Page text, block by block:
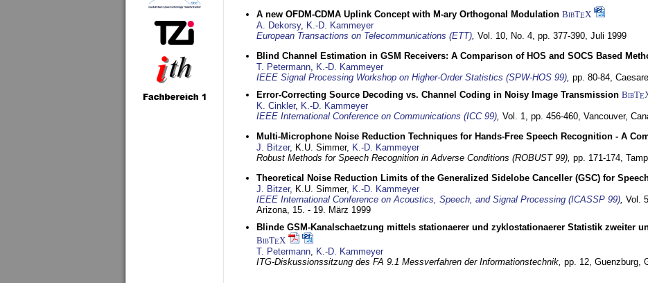
A new OFDM-CDMA Uplink Concept with M-ary Orthogonal Modulation BibTEX
A. Dekorsy, K.-D. Kammeyer
European Transactions on Telecommunications (ETT), Vol. 10, No. 4, pp. 377-390, Juli 1999
Blind Channel Estimation in GSM Receivers: A Comparison of HOS and SOCS Based
T. Petermann, K.-D. Kammeyer
IEEE Signal Processing Workshop on Higher-Order Statistics (SPW-HOS 99), pp. 80-84,
Error-Correcting Source Decoding vs. Channel Coding in Noisy Image Transmission BibTE
K. Cinkler, K.-D. Kammeyer
IEEE International Conference on Communications (ICC 99), Vol. 1, pp. 456-460, Vancouver,
Multi-Microphone Noise Reduction Techniques for Hands-Free Speech Recognition - A
J. Bitzer, K.U. Simmer, K.-D. Kammeyer
Robust Methods for Speech Recognition in Adverse Conditions (ROBUST 99), pp. 171-174,
Theoretical Noise Reduction Limits of the Generalized Sidelobe Canceller (GSC) for
J. Bitzer, K.U. Simmer, K.-D. Kammeyer
IEEE International Conference on Acoustics, Speech, and Signal Processing (ICASSP 99), Vol.
Arizona, 15. - 19. März 1999
Blinde GSM-Kanalschaetzung mittels stationaerer und zyklostationaerer Statistik zweiter
BibTEX
T. Petermann, K.-D. Kammeyer
ITG-Diskussionssitzung des FA 9.1 Messverfahren der Informationstechnik, pp. 12, Guenzburg,